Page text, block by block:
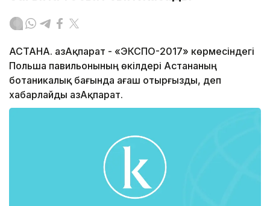
АСТАНА. ҚазАқпарат - «ЭКСПО-2017» көрмесіндегі
Польша павильонының өкілдері Астананың
ботаникалық бағында ағаш отырғызды, деп
хабарлайды ҚазАқпарат.